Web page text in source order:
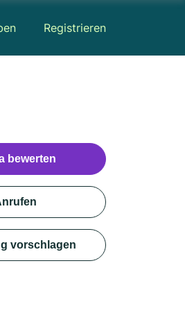
Registrieren
bewerten
vorschlagen